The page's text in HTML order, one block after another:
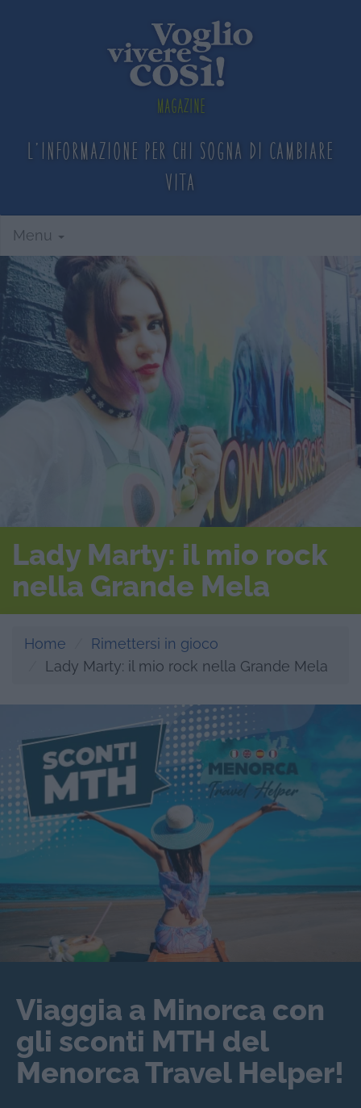
Magazine
L'informazione per chi sogna di cambiare
vita
Menu
Lady Marty: il mio rock
nella Grande Mela
Home
Rimettersi in gioco
Lady Marty: il mio rock nella Grande Mela
Viaggia a Minorca con
gli sconti MTH del
Menorca Travel Helper!